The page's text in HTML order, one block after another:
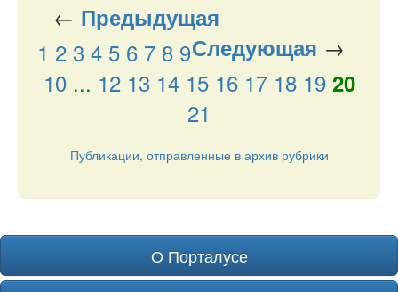
← Предыдущая
Следующая →
1 2 3 4 5 6 7 8 9
10... 12 13 14 15 16 17 18 19 20
21
Публикации, отправленные в архив рубрики
О Порталусе